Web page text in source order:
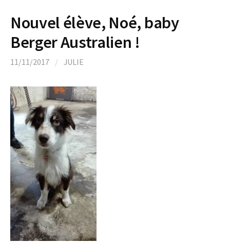
Nouvel élève, Noé, baby
Berger Australien !
11/11/2017 / JULIE